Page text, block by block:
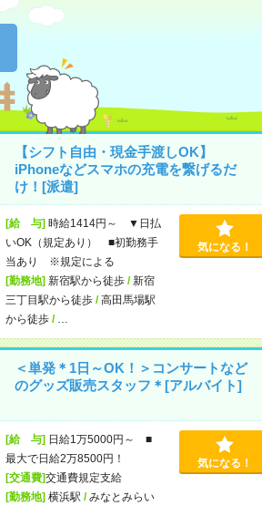
【シフト自由・現金手渡しOK】
iPhoneなどスマホの充電を繋げるだ
け！[派遣]
[給 与]時給1414円～ ▼日払
いOK（規定あり） ■初勤務手
当あり ※規定による
[勤務地]新宿駅から徒歩/新宿
三丁目駅から徒歩/高田馬場駅
から徒歩/
気になる！
＜単発＊1日～OK！＞コンサートなど
のグッズ販売スタッフ＊[アルバイト]
[給 与]日給1万5000円～ ■
最大で日給2万8500円！
[交通費]交通費規定支給
[勤務地]横浜駅 /みなとみらい
気になる！